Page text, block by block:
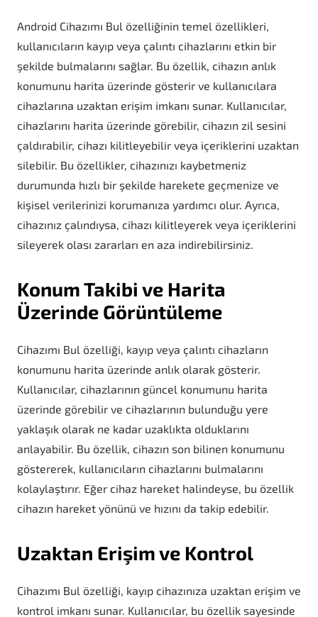
Android Cihazımı Bul özelliğinin temel özellikleri,
kullanıcıların kayıp veya çalıntı cihazlarını etkin bir
şekilde bulmalarını sağlar. Bu özellik, cihazın anlık
konumunu harita üzerinde gösterir ve kullanıcılara
cihazlarına uzaktan erişim imkanı sunar. Kullanıcılar,
cihazlarını harita üzerinde görebilir, cihazın zil sesini
çaldırabilir, cihazı kilitleyebilir veya içeriklerini uzaktan
silebilir. Bu özellikler, cihazınızı kaybetmeniz
durumunda hızlı bir şekilde harekete geçmenize ve
kişisel verilerinizi korumanıza yardımcı olur. Ayrıca,
cihazınız çalındıysa, cihazı kilitleyerek veya içeriklerini
sileyerek olası zararları en aza indirebilirsiniz.
Konum Takibi ve Harita
Üzerinde Görüntüleme
Cihazımı Bul özelliği, kayıp veya çalıntı cihazların
konumunu harita üzerinde anlık olarak gösterir.
Kullanıcılar, cihazlarının güncel konumunu harita
üzerinde görebilir ve cihazlarının bulunduğu yere
yaklaşık olarak ne kadar uzaklıkta olduklarını
anlayabilir. Bu özellik, cihazın son bilinen konumunu
göstererek, kullanıcıların cihazlarını bulmalarını
kolaylaştırır. Eğer cihaz hareket halindeyse, bu özellik
cihazın hareket yönünü ve hızını da takip edebilir.
Uzaktan Erişim ve Kontrol
Cihazımı Bul özelliği, kayıp cihazınıza uzaktan erişim ve
kontrol imkanı sunar. Kullanıcılar, bu özellik sayesinde